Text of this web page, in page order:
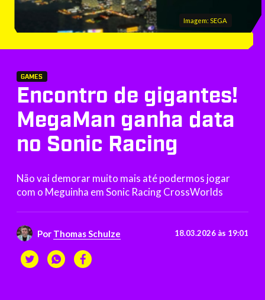
Imagem: SEGA
GAMES
Encontro de gigantes!
MegaMan ganha data
no Sonic Racing
Não vai demorar muito mais até podermos jogar
com o Meguinha em Sonic Racing CrossWorlds
Por Thomas Schulze 18.03.2026 às 19:01